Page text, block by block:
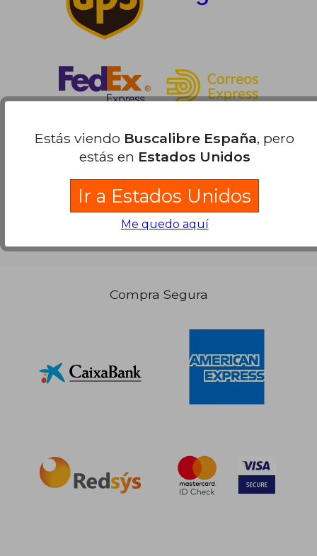
Compra Segura
Estás viendo Buscalibre España, pero
estás en Estados Unidos
Ir a Estados Unidos
Me quedo aquí